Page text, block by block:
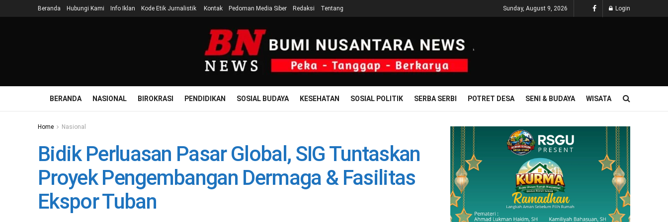
Beranda Hubungi Kami Info Iklan Kode Etik Jurnalistik Kontak Pedoman Media Siber Redaksi Tentang Sunday, August 9, 2026 Login
BERANDA NASIONAL BIROKRASI PENDIDIKAN SOSIAL BUDAYA KESEHATAN SOSIAL POLITIK SERBA SERBI POTRET DESA SENI & BUDAYA WISATA
Home Nasional
Bidik Perluasan Pasar Global, SIG Tuntaskan
Proyek Pengembangan Dermaga & Fasilitas
Ekspor Tuban